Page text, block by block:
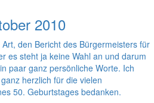
2010
den Bericht des Bürgermeisters für
es steht ja keine Wahl an und darum
paar ganz persönliche Worte. Ich
herzlich für die vielen
50. Geburtstages bedanken.